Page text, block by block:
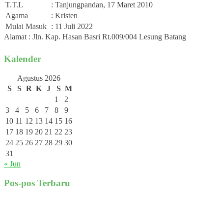
T.T.L
: Tanjungpandan, 17 Maret 2010
Agama
: Kristen
Mulai Masuk : 11 Juli 2022
Alamat : Jln. Kap. Hasan Basri Rt.009/004 Lesung Batang
Kalender
Agustus 2026
S
S R K J S M
1
2
3
4 5 6 7 8
9
10 11 12 13 14 15 16
17 18 19 20 21 22 23
24 25 26 27 28 29 30
31
« Jun
Pos-pos Terbaru